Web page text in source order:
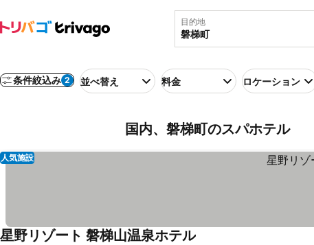
目的地
条件絞込み 2 並べ替え 料金 ロケーション
国内、磐梯町のスパホテル
人気施設
星野リゾート 磐梯山温泉ホテル